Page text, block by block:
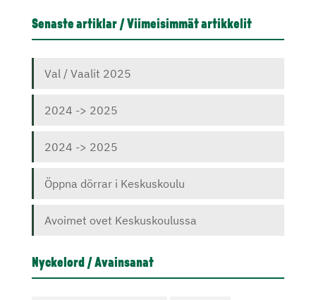
Senaste artiklar / Viimeisimmät artikkelit
Val / Vaalit 2025
2024 -> 2025
2024 -> 2025
Öppna dörrar i Keskuskoulu
Avoimet ovet Keskuskoulussa
Nyckelord / Avainsanat